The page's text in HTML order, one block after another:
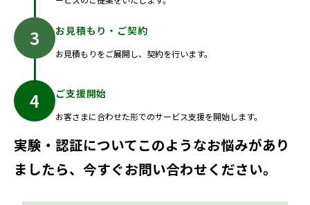
お見積もり・ご契約
お見積もりをご展開し、契約を行います。
ご支援開始
お客さまに合わせた形でのサービス支援を開始します。
実験・認証についてこのようなお悩みがあり
ましたら、今すぐお問い合わせください。